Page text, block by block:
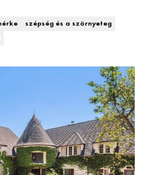
szépség és a szörnyeteg